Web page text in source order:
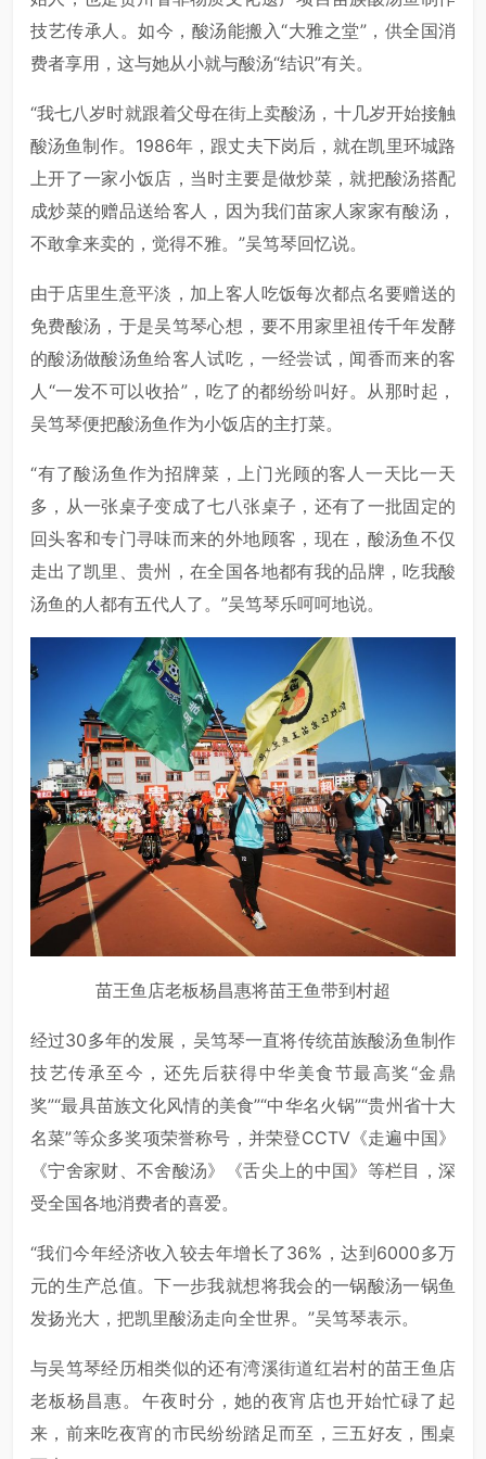
技艺传承人。如今，酸汤能搬入“大雅之堂”，供全国消
费者享用，这与她从小就与酸汤“结识”有关。
“我七八岁时就跟着父母在街上卖酸汤，十几岁开始接触
酸汤鱼制作。1986年，跟丈夫下岗后，就在凯里环城路
上开了一家小饭店，当时主要是做炒菜，就把酸汤搭配
成炒菜的赠品送给客人，因为我们苗家人家家有酸汤，
不敢拿来卖的，觉得不雅。”吴笃琴回忆说。
由于店里生意平淡，加上客人吃饭每次都点名要赠送的
免费酸汤，于是吴笃琴心想，要不用家里祖传千年发酵
的酸汤做酸汤鱼给客人试吃，一经尝试，闻香而来的客
人“一发不可以收拾”，吃了的都纷纷叫好。从那时起，
吴笃琴便把酸汤鱼作为小饭店的主打菜。
“有了酸汤鱼作为招牌菜，上门光顾的客人一天比一天
多，从一张桌子变成了七八张桌子，还有了一批固定的
回头客和专门寻味而来的外地顾客，现在，酸汤鱼不仅
走出了凯里、贵州，在全国各地都有我的品牌，吃我酸
汤鱼的人都有五代人了。”吴笃琴乐呵呵地说。
苗王鱼店老板杨昌惠将苗王鱼带到村超
经过30多年的发展，吴笃琴一直将传统苗族酸汤鱼制作
技艺传承至今，还先后获得中华美食节最高奖“金鼎
奖”“最具苗族文化风情的美食”“中华名火锅”“贵州省十大
名菜”等众多奖项荣誉称号，并荣登CCTV《走遍中国》
《宁舍家财、不舍酸汤》《舌尖上的中国》等栏目，深
受全国各地消费者的喜爱。
“我们今年经济收入较去年增长了36%，达到6000多万
元的生产总值。下一步我就想将我会的一锅酸汤一锅鱼
发扬光大，把凯里酸汤走向全世界。”吴笃琴表示。
与吴笃琴经历相类似的还有湾溪街道红岩村的苗王鱼店
老板杨昌惠。午夜时分，她的夜宵店也开始忙碌了起
来，前来吃夜宵的市民纷纷踏足而至，三五好友，围桌